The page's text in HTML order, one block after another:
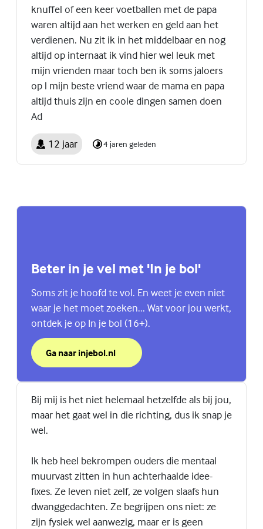
knuffel of een keer voetballen met de papa
waren altijd aan het werken en geld aan het
verdienen. Nu zit ik in het middelbaar en nog
altijd op internaat ik vind hier wel leuk met
mijn vrienden maar toch ben ik soms jaloers
op l mijn beste vriend waar de mama en papa
altijd thuis zijn en coole dingen samen doen
Ad
12 jaar 4 jaren geleden
Beter in je vel met 'In je bol'
Soms zit je hoofd te vol. En weet je even niet
waar je het moet zoeken... Wat voor jou werkt,
ontdek je op In je bol (16+).
Ga naar injebol.nl
over Beter in je vel met 'In je bol'
(Externe link)
Bij mij is het niet helemaal hetzelfde als bij jou,
maar het gaat wel in die richting, dus ik snap je
wel.
Ik heb heel bekrompen ouders die mentaal
muurvast zitten in hun achterhaalde idee-
fixes. Ze leven niet zelf, ze volgen slaafs hun
dwanggedachten. Ze begrijpen ons niet: ze
zijn fysiek wel aanwezig, maar er is geen